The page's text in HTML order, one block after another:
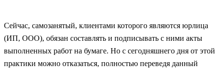
Сейчас, самозанятый, клиентами которого являются юрлица
(ИП, ООО), обязан составлять и подписывать с ними акты
выполненных работ на бумаге. Но с сегодняшнего дня от этой
практики можно отказаться, полностью переведя данный